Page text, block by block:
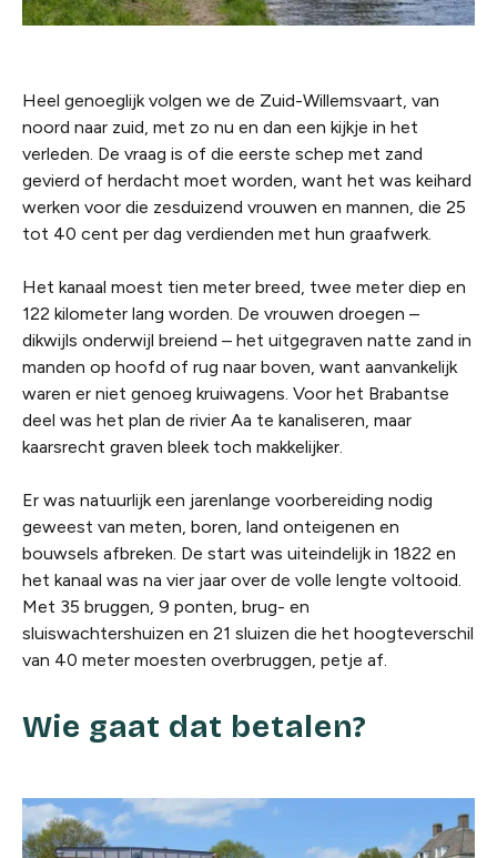
Heel genoeglijk volgen we de Zuid-Willemsvaart, van
noord naar zuid, met zo nu en dan een kijkje in het
verleden. De vraag is of die eerste schep met zand
gevierd of herdacht moet worden, want het was keihard
werken voor die zesduizend vrouwen en mannen, die 25
tot 40 cent per dag verdienden met hun graafwerk.
Het kanaal moest tien meter breed, twee meter diep en
122 kilometer lang worden. De vrouwen droegen –
dikwijls onderwijl breiend – het uitgegraven natte zand in
manden op hoofd of rug naar boven, want aanvankelijk
waren er niet genoeg kruiwagens. Voor het Brabantse
deel was het plan de rivier Aa te kanaliseren, maar
kaarsrecht graven bleek toch makkelijker.
Er was natuurlijk een jarenlange voorbereiding nodig
geweest van meten, boren, land onteigenen en
bouwsels afbreken. De start was uiteindelijk in 1822 en
het kanaal was na vier jaar over de volle lengte voltooid.
Met 35 bruggen, 9 ponten, brug- en
sluiswachtershuizen en 21 sluizen die het hoogteverschil
van 40 meter moesten overbruggen, petje af.
Wie gaat dat betalen?